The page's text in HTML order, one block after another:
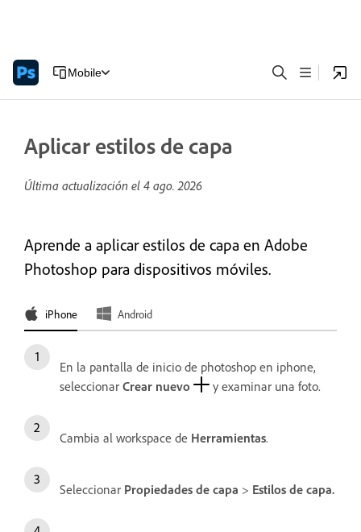
Mobile
Aplicar estilos de capa
Última actualización el 4 ago. 2026
Aprende a aplicar estilos de capa en Adobe
Photoshop para dispositivos móviles.
iPhone Android
En la pantalla de inicio de photoshop en iphone,
seleccionar Crear nuevo y examinar una foto.
Cambia al workspace de Herramientas.
Seleccionar Propiedades de capa > Estilos de capa.